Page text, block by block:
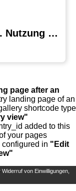
Handlungsempfehlungen z. Nutzung der Chancen des Einsatzes von Elektrofahrzeugen f.Tourismusregionen
page after an
landing page of an
shortcode type
view"
added to this
your pages
in "Edit
von Einwilligungen,